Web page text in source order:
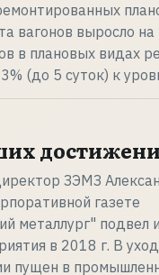
вагонов выросло на
в плановых видах
3% (до 5 суток) к
ЗЭМЗ
газете
металлург" подвел
в 2018 г. В
пущен в